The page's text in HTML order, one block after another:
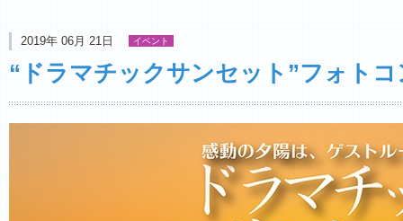
2019年 06月 21日 イベント
“ドラマチックサンセット”フォト